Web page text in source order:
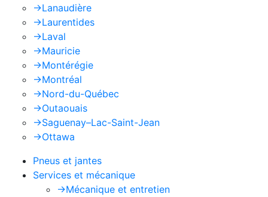
->Lanaudière
->Laurentides
->Laval
->Mauricie
->Montérégie
->Montréal
->Nord-du-Québec
->Outaouais
->Saguenay–Lac-Saint-Jean
->Ottawa
Pneus et jantes
Services et mécanique
->Mécanique et entretien